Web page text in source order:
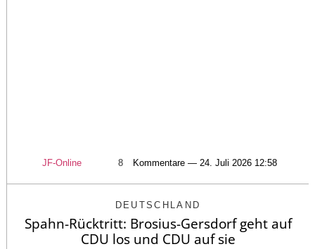
JF-Online 8 Kommentare — 24. Juli 2026 12:58
DEUTSCHLAND
Spahn-Rücktritt: Brosius-Gersdorf geht auf
CDU los und CDU auf sie